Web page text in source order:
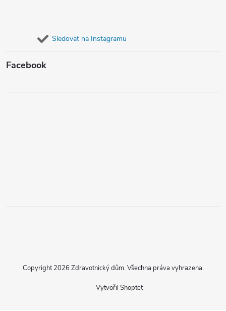
Sledovat na Instagramu
Facebook
Vytvořil Shoptet
Copyright 2026 Zdravotnický dům. Všechna práva vyhrazena.